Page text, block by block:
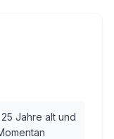
Jahre alt und